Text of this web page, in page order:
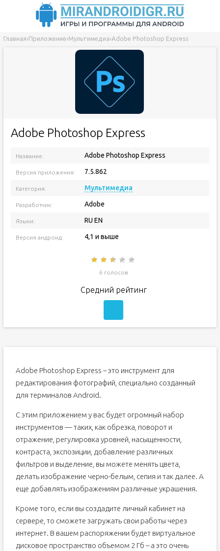
Главная›Приложение›Мультимедиа›Adobe Photoshop Express
Adobe Photoshop Express
Название: Adobe Photoshop Express
Версия приложения: 7.5.862
Категория: Мультимедиа
Разработчик: Adobe
Языки: RU EN
Версия андроид: 4,1 и выше
6 голосов
Средний рейтинг
Adobe Photoshop Express – это инструмент для
редактирования фотографий, специально созданный
для терминалов Android.
С этим приложением у вас будет огромный набор
инструментов — таких, как обрезка, поворот и
отражение, регулировка уровней, насыщенности,
контраста, экспозиции, добавление различных
фильтров и выделение, вы можете менять цвета,
делать изображение черно-белым, сепия и так далее. А
еще добавлять изображениям различные украшения.
Кроме того, если вы создадите личный кабинет на
сервере, то сможете загружать свои работы через
интернет. В вашем распоряжении будет виртуальное
дисковое пространство объемом 2 Гб – а это очень